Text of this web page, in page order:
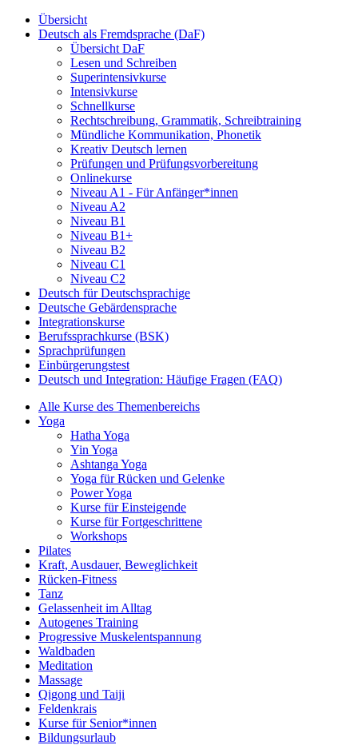
Übersicht
Deutsch als Fremdsprache (DaF)
Übersicht DaF
Lesen und Schreiben
Superintensivkurse
Intensivkurse
Schnellkurse
Rechtschreibung, Grammatik, Schreibtraining
Mündliche Kommunikation, Phonetik
Kreativ Deutsch lernen
Prüfungen und Prüfungsvorbereitung
Onlinekurse
Niveau A1 - Für Anfänger*innen
Niveau A2
Niveau B1
Niveau B1+
Niveau B2
Niveau C1
Niveau C2
Deutsch für Deutschsprachige
Deutsche Gebärdensprache
Integrationskurse
Berufssprachkurse (BSK)
Sprachprüfungen
Einbürgerungstest
Deutsch und Integration: Häufige Fragen (FAQ)
Alle Kurse des Themenbereichs
Yoga
Hatha Yoga
Yin Yoga
Ashtanga Yoga
Yoga für Rücken und Gelenke
Power Yoga
Kurse für Einsteigende
Kurse für Fortgeschrittene
Workshops
Pilates
Kraft, Ausdauer, Beweglichkeit
Rücken-Fitness
Tanz
Gelassenheit im Alltag
Autogenes Training
Progressive Muskelentspannung
Waldbaden
Meditation
Massage
Qigong und Taiji
Feldenkrais
Kurse für Senior*innen
Bildungsurlaub